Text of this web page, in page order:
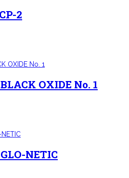
2
OXIDE No. 1
NETIC